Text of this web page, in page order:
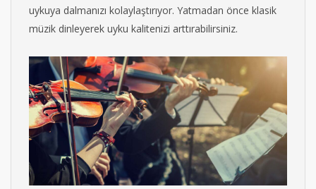
uykuya dalmanızı kolaylaştırıyor. Yatmadan önce klasik
müzik dinleyerek uyku kalitenizi arttırabilirsiniz.